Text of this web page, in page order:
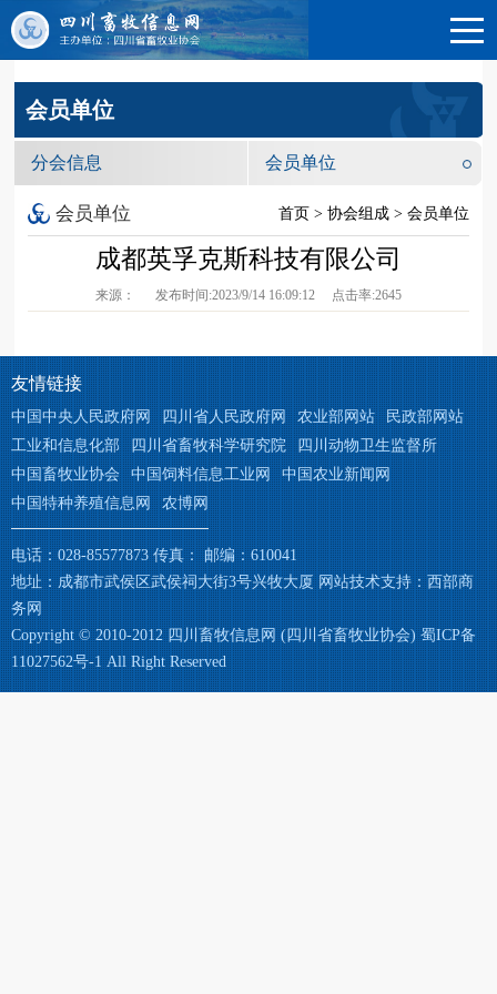
会员单位
分会信息 会员单位
会员单位 首页 > 协会组成 > 会员单位
成都英孚克斯科技有限公司
来源： 发布时间:2023/9/14 16:09:12 点击率:2645
友情链接
中国中央人民政府网 四川省人民政府网 农业部网站
民政部网站
工业和信息化部
四川省畜牧科学研究院
四川动物卫生监督所
中国畜牧业协会
中国饲料信息工业网
中国农业新闻网
中国特种养殖信息网
农博网
电话：028-85577873 传真： 邮编：610041
地址：成都市武侯区武侯祠大街3号兴牧大厦 网站技术支持：西部商
务网
Copyright © 2010-2012 四川畜牧信息网 (四川省畜牧业协会)蜀ICP备
11027562号-1All Right Reserved